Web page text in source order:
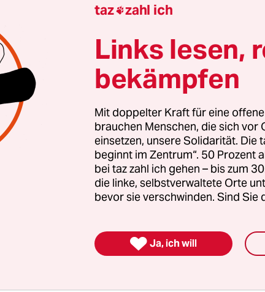
Sie reagieren damit auf Recherchen
Monitor, die fragwürdige
im Zusammenhang mit der
kümmert sich für das Land NRW
und Weiterbildung. Sie beraten
Unternehmen, wie diese
Sie ist aber keine Landeseinrichtung,
privates Unternehmen von öffentlichen
taz zahl ich
Links lesen,
bekämpfen
Mit doppelter Kraft für eine
brauchen Menschen, die sich
einsetzen, unsere Solidarität. Die
beginnt im Zentrum“. 50 Prozent
bei taz zahl ich gehen – bis zum
die linke, selbstverwaltete Orte
bevor sie verschwinden. Sind Sie
 Ja, ich will